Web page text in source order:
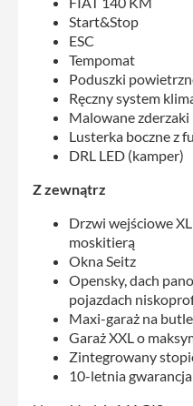
Start&Stop
ESC
Tempomat
Poduszki
Ręczny system
Malowane zderzaki
Lusterka boczne z
DRL LED (kamper)
Z zewnątrz
Drzwi wejściowe
moskitierą
Okna Seitz
Opensky, dach
pojazdach
Maxi-garaż na
Garaż XXL o
Zintegrowany
10-letnia